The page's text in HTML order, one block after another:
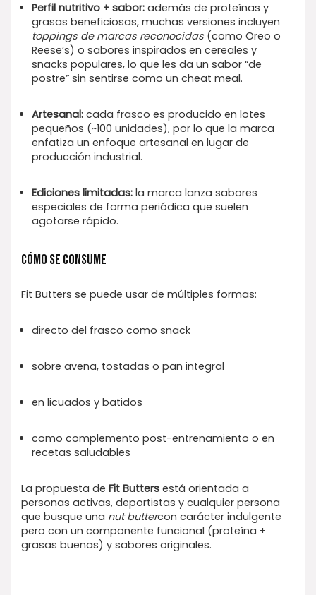
Perfil nutritivo + sabor: además de proteínas y
grasas beneficiosas, muchas versiones incluyen
toppings de marcas reconocidas (como Oreo o
Reese’s) o sabores inspirados en cereales y
snacks populares, lo que les da un sabor “de
postre” sin sentirse como un cheat meal.
Artesanal: cada frasco es producido en lotes
pequeños (~100 unidades), por lo que la marca
enfatiza un enfoque artesanal en lugar de
producción industrial.
Ediciones limitadas: la marca lanza sabores
especiales de forma periódica que suelen
agotarse rápido.
CÓMO SE CONSUME
Fit Butters se puede usar de múltiples formas:
directo del frasco como snack
sobre avena, tostadas o pan integral
en licuados y batidos
como complemento post-entrenamiento o en
recetas saludables
La propuesta de Fit Butters está orientada a
personas activas, deportistas y cualquier persona
que busque una nut buttercon carácter indulgente
pero con un componente funcional (proteína +
grasas buenas) y sabores originales.